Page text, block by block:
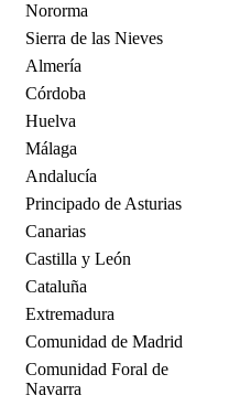
Nororma
Sierra de las Nieves
Almería
Córdoba
Huelva
Málaga
Andalucía
Principado de Asturias
Canarias
Castilla y León
Cataluña
Extremadura
Comunidad de Madrid
Comunidad Foral de
Navarra